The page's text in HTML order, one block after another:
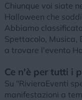
Chiunque voi siate
Halloween che
Abbiamo
Spettacolo, Musica,
a trovare l'evento
Ce n'è per tutti i
Su "RivieraEventi
manifestazioni a